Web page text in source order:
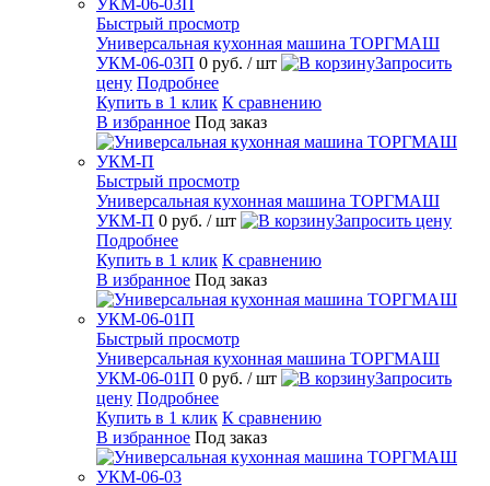
Быстрый просмотр
Универсальная кухонная машина ТОРГМАШ
УКМ-06-03П 0 руб. / шт
Запросить
цену Подробнее
Купить в 1 клик К сравнению
В избранное Под заказ
Быстрый просмотр
Универсальная кухонная машина ТОРГМАШ
УКМ-П 0 руб. / шт
Запросить цену
Подробнее
Купить в 1 клик К сравнению
В избранное Под заказ
Быстрый просмотр
Универсальная кухонная машина ТОРГМАШ
УКМ-06-01П 0 руб. / шт
Запросить
цену Подробнее
Купить в 1 клик К сравнению
В избранное Под заказ